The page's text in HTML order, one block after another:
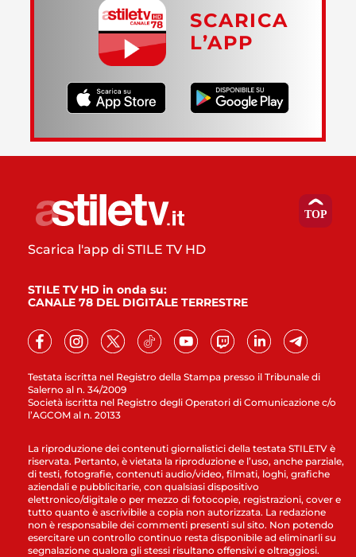
SCARICA
L’APP
Testata iscritta nel Registro della Stampa presso il Tribunale di
Salerno al n. 34/2009
Società iscritta nel Registro degli Operatori di Comunicazione c/o
l’AGCOM al n. 20133
Scarica l'app di STILE TV HD
STILE TV HD in onda su:
CANALE 78 DEL DIGITALE TERRESTRE
La riproduzione dei contenuti giornalistici della testata STILETV è
riservata. Pertanto, è vietata la riproduzione e l’uso, anche parziale,
di testi, fotografie, contenuti audio/video, filmati, loghi, grafiche
aziendali e pubblicitarie, con qualsiasi dispositivo
elettronico/digitale o per mezzo di fotocopie, registrazioni, cover e
tutto quanto è ascrivibile a copia non autorizzata. La redazione
non è responsabile dei commenti presenti sul sito. Non potendo
esercitare un controllo continuo resta disponibile ad eliminarli su
segnalazione qualora gli stessi risultano offensivi e oltraggiosi.